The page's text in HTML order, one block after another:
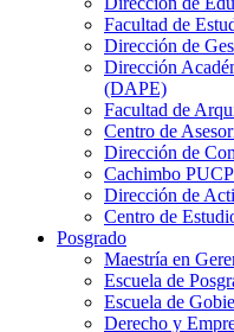
Facultad de
Dirección de
Dirección
(DAPE)
Facultad de
Centro de
Dirección de
Cachimbo
Dirección de
Centro de
Posgrado
Maestría en
Escuela de
Escuela de
Derecho y